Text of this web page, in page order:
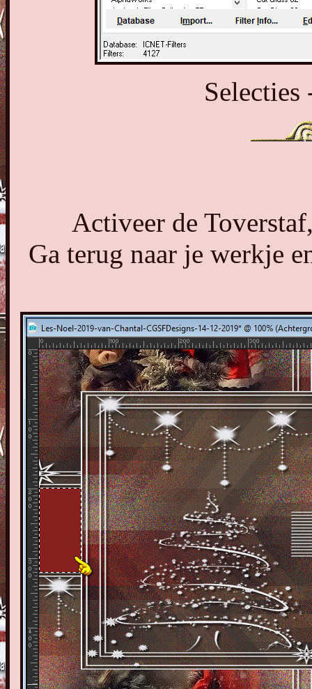
Selecties
Activeer de
Ga terug naar je werkje